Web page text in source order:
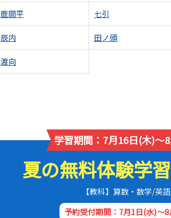
鹿間平 七引
辰内 田ノ頭
渡向
学習期間：7月16日(木)～
夏の無料体験学
【教科】算数・数学/英
予約受付期間：7月1日(水)～